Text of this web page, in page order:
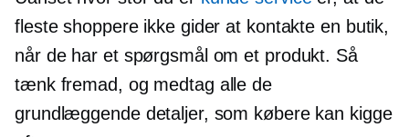
fleste shoppere ikke gider at kontakte en butik,
når de har et spørgsmål om et produkt. Så
tænk fremad, og medtag alle de
grundlæggende detaljer, som købere kan kigge